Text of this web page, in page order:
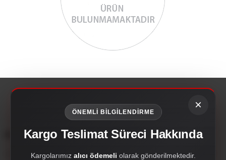
Kurumsal
Çırak Dizayn; oto aksesuar, body kit, far setleri, hayalet ekran, PPF,
×
ÖNEMLİ BİLGİLENDİRME
Kargo Teslimat Süreci Hakkında
Kargolarımız alıcı ödemeli olarak gönderilmektedir.